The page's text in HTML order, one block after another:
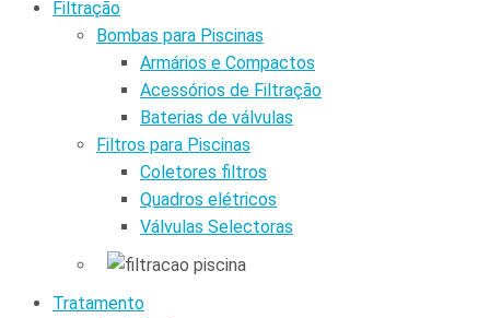
Filtração
Bombas para Piscinas
Armários e Compactos
Acessórios de Filtração
Baterias de válvulas
Filtros para Piscinas
Coletores filtros
Quadros elétricos
Válvulas Selectoras
Tratamento